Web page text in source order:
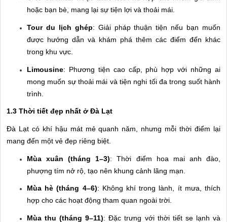
hoặc bạn bè, mang lại sự tiện lợi và thoải mái.
Tour du lịch ghép: Giải pháp thuận tiện nếu bạn muốn
được hướng dẫn và khám phá thêm các điểm đến khác
trong khu vực.
Limousine: Phương tiện cao cấp, phù hợp với những ai
mong muốn sự thoải mái và tiện nghi tối đa trong suốt hành
trình.
1.3 Thời tiết đẹp nhất ở Đà Lạt
Đà Lạt có khí hậu mát mẻ quanh năm, nhưng mỗi thời điểm lại
mang đến một vẻ đẹp riêng biệt.
Mùa xuân (tháng 1–3): Thời điểm hoa mai anh đào,
phượng tím nở rộ, tạo nên khung cảnh lãng mạn.
Mùa hè (tháng 4–6): Không khí trong lành, ít mưa, thích
hợp cho các hoạt động tham quan ngoài trời.
Mùa thu (tháng 9–11): Đặc trưng với thời tiết se lạnh và